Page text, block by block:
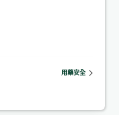
用藥安全